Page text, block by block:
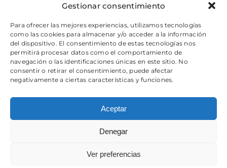
Gestionar consentimiento
Para ofrecer las mejores experiencias, utilizamos tecnologías
como las cookies para almacenar y/o acceder a la información
del dispositivo. El consentimiento de estas tecnologías nos
permitirá procesar datos como el comportamiento de
navegación o las identificaciones únicas en este sitio. No
consentir o retirar el consentimiento, puede afectar
negativamente a ciertas características y funciones.
Aceptar
Denegar
Ver preferencias
Iluminación
Amenities
Cocinas Hostelería
Lavandería
Baños
Textil Decorativo
Textil Hotel
Control de Accesos
Minibares
Cajas de Seguridad
Electrodomésticos
Mobiliario
Taquillas y
ESP